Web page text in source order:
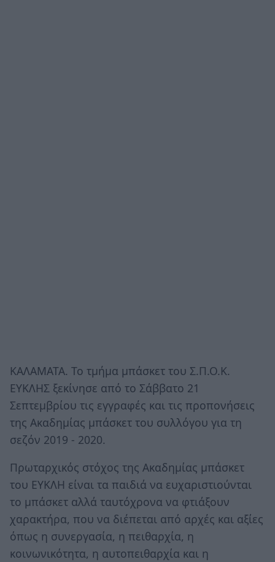
ΚΑΛΑΜΑΤΑ. Το τμήμα μπάσκετ του Σ.Π.Ο.Κ.
ΕΥΚΛΗΣ ξεκίνησε από το Σάββατο 21
Σεπτεμβρίου τις εγγραφές και τις προπονήσεις
της Ακαδημίας μπάσκετ του συλλόγου για τη
σεζόν 2019 - 2020.
Πρωταρχικός στόχος της Ακαδημίας μπάσκετ
του ΕΥΚΛΗ είναι τα παιδιά να ευχαριστιούνται
το μπάσκετ αλλά ταυτόχρονα να φτιάξουν
χαρακτήρα, που να διέπεται από αρχές και αξίες
όπως η συνεργασία, η πειθαρχία, η
κοινωνικότητα, η αυτοπειθαρχία και η